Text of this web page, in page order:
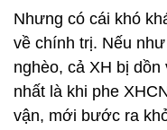
Nhưng có cái khó
về chính trị. Nếu
nghèo, cả XH bị
nhất là khi phe
vận, mới bước ra